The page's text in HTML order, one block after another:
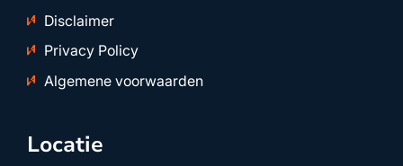
Disclaimer
Privacy Policy
Algemene voorwaarden
Locatie